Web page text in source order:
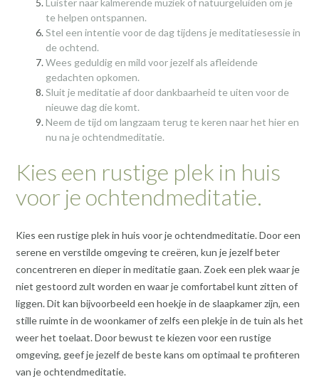
te helpen ontspannen.
Stel een intentie voor de dag tijdens je meditatiesessie in
de ochtend.
Wees geduldig en mild voor jezelf als afleidende
gedachten opkomen.
Sluit je meditatie af door dankbaarheid te uiten voor de
nieuwe dag die komt.
Neem de tijd om langzaam terug te keren naar het hier en
nu na je ochtendmeditatie.
Kies een rustige plek in huis
voor je ochtendmeditatie.
Kies een rustige plek in huis voor je ochtendmeditatie. Door een
serene en verstilde omgeving te creëren, kun je jezelf beter
concentreren en dieper in meditatie gaan. Zoek een plek waar je
niet gestoord zult worden en waar je comfortabel kunt zitten of
liggen. Dit kan bijvoorbeeld een hoekje in de slaapkamer zijn, een
stille ruimte in de woonkamer of zelfs een plekje in de tuin als het
weer het toelaat. Door bewust te kiezen voor een rustige
omgeving, geef je jezelf de beste kans om optimaal te profiteren
van je ochtendmeditatie.